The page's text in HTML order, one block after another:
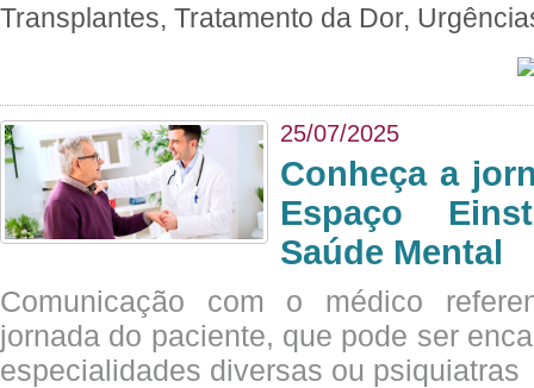
Transplantes, Tratamento da Dor,
25/07/2025
Conheça a
Espaço
Saúde Mental
Comunicação com o médico
jornada do paciente, que pode ser
especialidades diversas ou psiquiatras